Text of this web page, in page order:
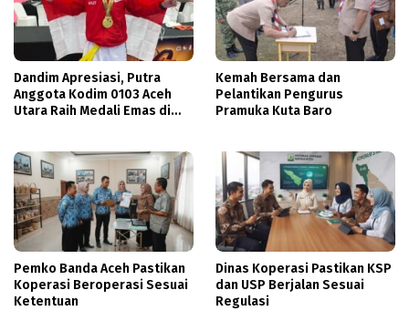
Dandim Apresiasi, Putra
Anggota Kodim 0103 Aceh
Utara Raih Medali Emas di
Kemah Bersama dan
Pelantikan Pengurus
Pramuka Kuta Baro
Pemko Banda Aceh Pastikan
Koperasi Beroperasi Sesuai
Ketentuan
Dinas Koperasi Pastikan KSP
dan USP Berjalan Sesuai
Regulasi